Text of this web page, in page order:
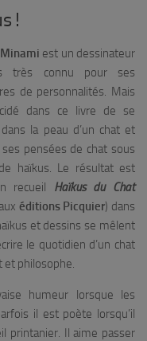
!
est un dessinateur
très connu pour ses
de personnalités. Mais
dans ce livre de se
la peau d’un chat et
ses pensées de chat sous
haïkus. Le résultat est
recueil Haïkus du Chat
éditions Picquier) dans
et dessins se mêlent
le quotidien d’un chat
et philosophe.
humeur lorsque les
il est poète lorsqu’il
printanier. Il aime passer